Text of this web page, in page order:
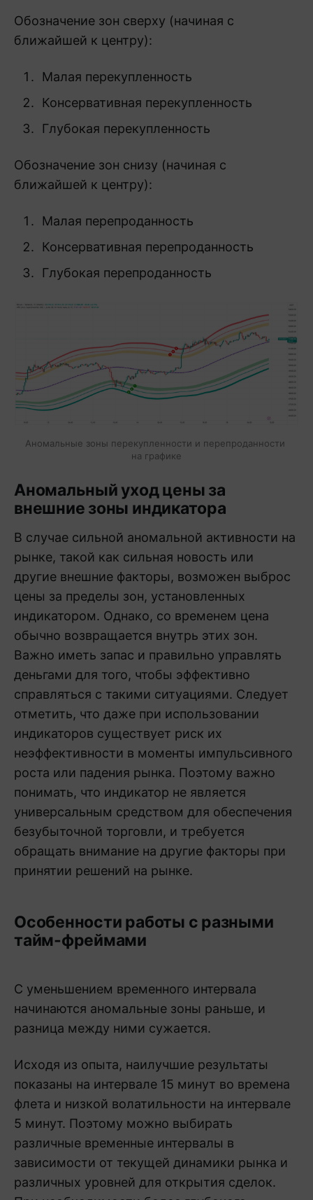
Обозначение зон сверху (начиная с
ближайшей к центру):
Малая перекупленность
Консервативная перекупленность
Глубокая перекупленность
Обозначение зон снизу (начиная с
ближайшей к центру):
Малая перепроданность
Консервативная перепроданность
Глубокая перепроданность
Аномальные зоны перекупленности и перепроданности
на графике
Аномальный уход цены за
внешние зоны индикатора
В случае сильной аномальной активности на
рынке, такой как сильная новость или
другие внешние факторы, возможен выброс
цены за пределы зон, установленных
индикатором. Однако, со временем цена
обычно возвращается внутрь этих зон.
Важно иметь запас и правильно управлять
деньгами для того, чтобы эффективно
справляться с такими ситуациями. Следует
отметить, что даже при использовании
индикаторов существует риск их
неэффективности в моменты импульсивного
роста или падения рынка. Поэтому важно
понимать, что индикатор не является
универсальным средством для обеспечения
безубыточной торговли, и требуется
обращать внимание на другие факторы при
принятии решений на рынке.
Особенности работы с разными
тайм-фреймами
С уменьшением временного интервала
начинаются аномальные зоны раньше, и
разница между ними сужается.
Исходя из опыта, наилучшие результаты
показаны на интервале 15 минут во времена
флета и низкой волатильности на интервале
5 минут. Поэтому можно выбирать
различные временные интервалы в
зависимости от текущей динамики рынка и
различных уровней для открытия сделок.